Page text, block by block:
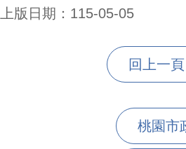
上版日期：115-05-05
回上一頁
桃園市